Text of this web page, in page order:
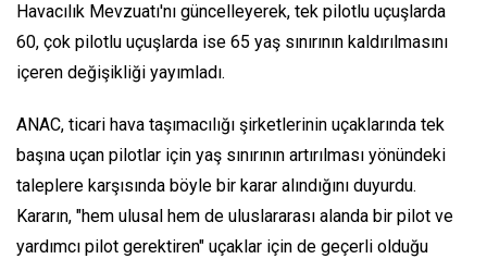
Havacılık Mevzuatı'nı güncelleyerek, tek pilotlu uçuşlarda
60, çok pilotlu uçuşlarda ise 65 yaş sınırının kaldırılmasını
içeren değişikliği yayımladı.
ANAC, ticari hava taşımacılığı şirketlerinin uçaklarında tek
başına uçan pilotlar için yaş sınırının artırılması yönündeki
taleplere karşısında böyle bir karar alındığını duyurdu.
Kararın, "hem ulusal hem de uluslararası alanda bir pilot ve
yardımcı pilot gerektiren" uçaklar için de geçerli olduğu